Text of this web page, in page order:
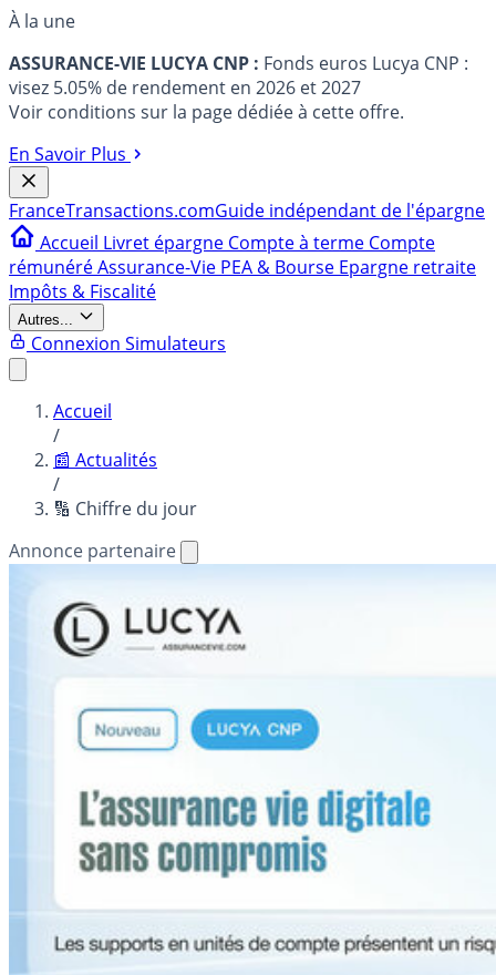
À la une
ASSURANCE-VIE LUCYA CNP : Fonds euros Lucya CNP :
visez 5.05% de rendement en 2026 et 2027
Voir conditions sur la page dédiée à cette offre.
En Savoir Plus
FranceTransactions.comGuide indépendant de l'épargne
Accueil Livret épargne Compte à terme Compte
rémunéréAssurance-Vie PEA & Bourse Epargne retraite
Impôts & Fiscalité
Autres...
Connexion Simulateurs
Accueil
/
📰 Actualités
/
🔢 Chiffre du jour
Annonce partenaire